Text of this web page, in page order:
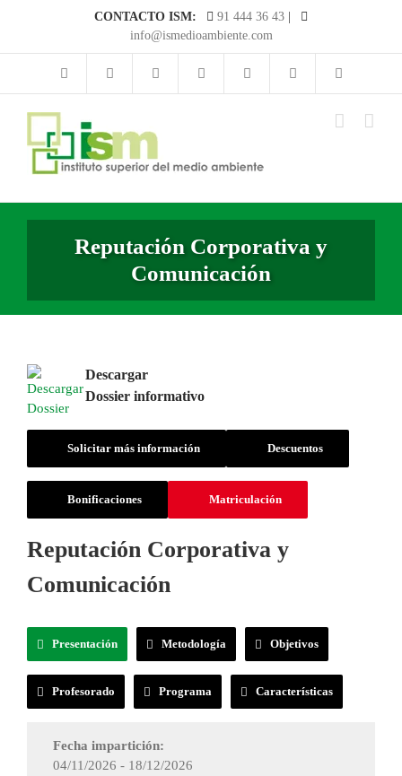
CONTACTO ISM: 91 444 36 43
info@ismedioambiente.com
Reputación Corporativa y
Comunicación
Reputación Corporativa y
Comunicación
Presentación Metodología Objetivos
Profesorado Programa Características
Fecha impartición:
04/11/2026 - 18/12/2026
Descargar
Dossier informativo
Solicitar más información Descuentos
Bonificaciones Matriculación